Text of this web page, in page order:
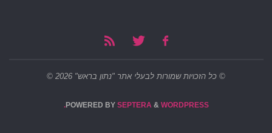
© כל הזכויות שמורות לבעלי אתר "נתון בראש" 2026 ©
POWERED BYSEPTERA& WORDPRESS.